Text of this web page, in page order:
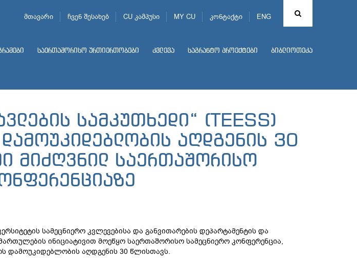
ENG
მთავარი ჩვენ შესახებ CU კამპუსი MY CU კონტაქტი
საერთაშორისო ურთიერთობები კვლევა საგრანტო პროექტები ბიბლიოთეკა
სამკუთხედი“ (TEESS)
აღდგენის 30
მიძღვნილ საერთაშორისო
სამეცნიერო კვლევებისა და განვითარების დეპარტამენტის და
ინიციატივით მოეწყო საერთაშორისო სამეცნიერო კონფერენცია,
დამოუკიდებლობის აღდგენის 30 წლისთავს.